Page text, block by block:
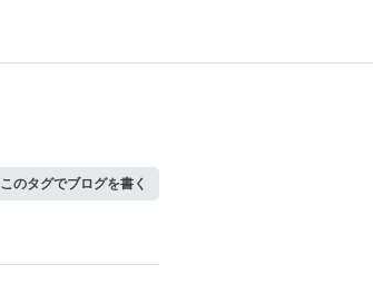
このタグでブログを書く